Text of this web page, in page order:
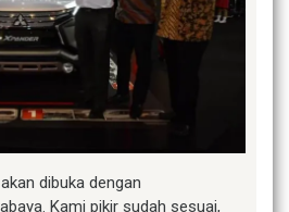
dibuka dengan
Kami pikir sudah sesuai,